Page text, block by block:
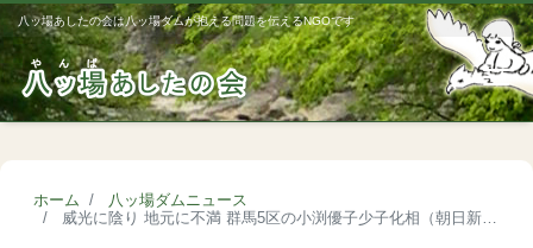
八ッ場あしたの会は八ッ場ダムが抱える問題を伝えるNGOです
ホーム
八ッ場ダムニュース
威光に陰り 地元に不満 群馬5区の小渕優子少子化相（朝日新聞）